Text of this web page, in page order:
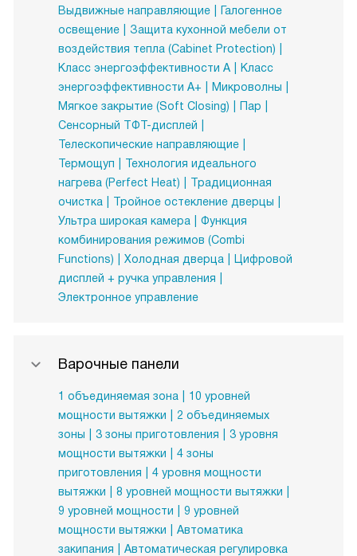
Выдвижные направляющие
Галогенное
освещение
Защита кухонной мебели от
воздействия тепла (Cabinet Protection)
Класс энергоэффективности A
Класс
энергоэффективности A+
Микроволны
Мягкое закрытие (Soft Closing)
Пар
Сенсорный ТФТ-дисплей
Телескопические направляющие
Термощуп
Технология идеального
нагрева (Perfect Heat)
Традиционная
очистка
Тройное остекление дверцы
Ультра широкая камера
Функция
комбинирования режимов (Combi
Functions)
Холодная дверца
Цифровой
дисплей + ручка управления
Электронное управление
Варочные панели
1 объединяемая зона
10 уровней
мощности вытяжки
2 объединяемых
зоны
3 зоны приготовления
3 уровня
мощности вытяжки
4 зоны
приготовления
4 уровня мощности
вытяжки
8 уровней мощности вытяжки
9 уровней мощности
9 уровней
мощности вытяжки
Автоматика
закипания
Автоматическая регулировка